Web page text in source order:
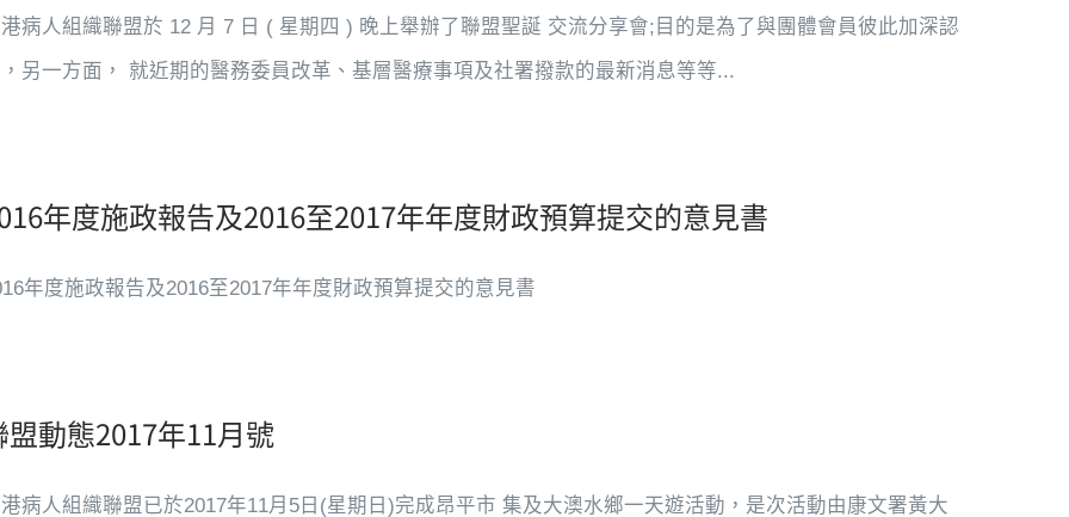
病人組織聯盟於 12 月 7 日 ( 星期四 ) 晚上舉辦了聯盟聖誕 交流分享會;目的是為了與團體會員彼此加深認
另一方面， 就近期的醫務委員改革、基層醫療事項及社署撥款的最新消息等等...
年度施政報告及2016至2017年年度財政預算提交的意見書
年度施政報告及2016至2017年年度財政預算提交的意見書
盟動態2017年11月號
病人組織聯盟已於2017年11月5日(星期日)完成昂平市 集及大澳水鄉一天遊活動，是次活動由康文署黃大